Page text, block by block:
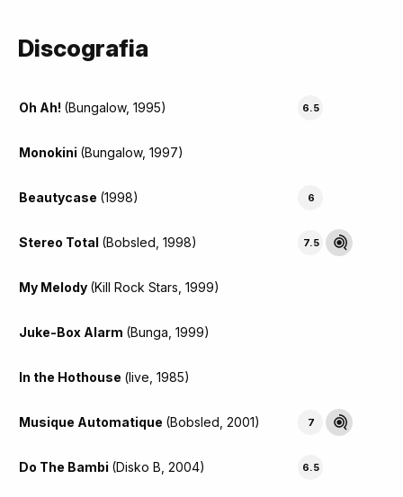
Discografia
Oh Ah! (Bungalow, 1995) 6.5
Monokini (Bungalow, 1997)
Beautycase (1998) 6
Stereo Total (Bobsled, 1998) 7.5
My Melody (Kill Rock Stars, 1999)
Juke-Box Alarm (Bunga, 1999)
In the Hothouse (live, 1985)
Musique Automatique (Bobsled, 2001) 7
Do The Bambi (Disko B, 2004) 6.5